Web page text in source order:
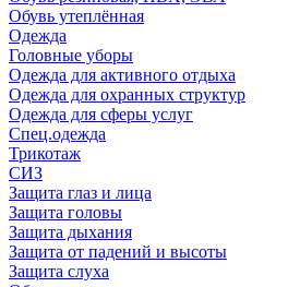
Обувь утеплённая
Одежда
Головные уборы
Одежда для активного отдыха
Одежда для охранных структур
Одежда для сферы услуг
Спец.одежда
Трикотаж
СИЗ
Защита глаз и лица
Защита головы
Защита дыхания
Защита от падений и высоты
Защита слуха